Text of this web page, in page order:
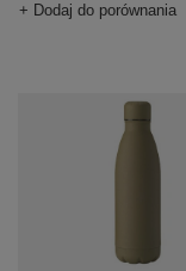
+ Dodaj do porównania